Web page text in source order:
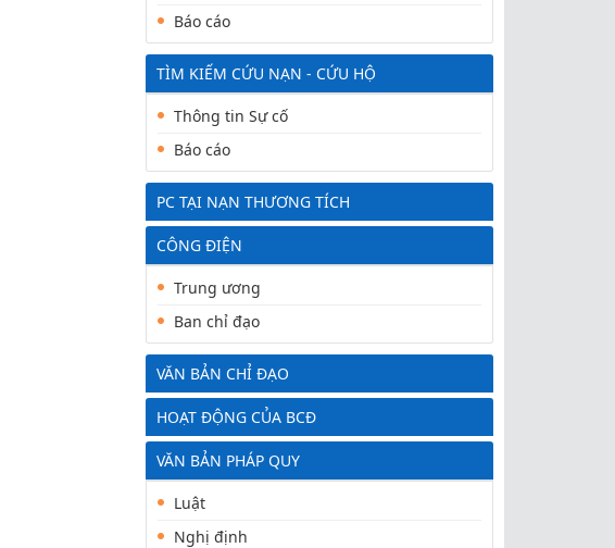
Báo cáo
TÌM KIẾM CỨU NẠN - CỨU HỘ
Thông tin Sự cố
Báo cáo
PC TẠI NẠN THƯƠNG TÍCH
CÔNG ĐIỆN
Trung ương
Ban chỉ đạo
VĂN BẢN CHỈ ĐẠO
HOẠT ĐỘNG CỦA BCĐ
VĂN BẢN PHÁP QUY
Luật
Nghị định